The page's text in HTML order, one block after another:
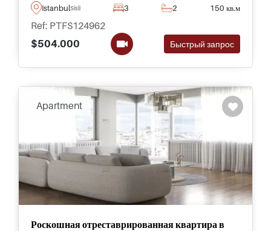
подходит для семей, желающих жить в Турции
постоянно.
IstanbulSisli 3 2 150 кв.м
Ref: PTFS124962
$504.000
Быстрый запрос
Apartment
Роскошная отреставрированная квартира в